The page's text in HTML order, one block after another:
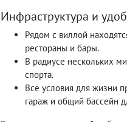
Инфраструктура и
Рядом с виллой
рестораны и бары.
В радиусе нескольких
спорта.
Все условия для жизни
гараж и общий бассейн